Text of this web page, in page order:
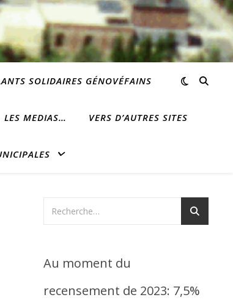
SOLIDAIRES GÉNOVÉFAINS
LES MEDIAS… VERS D’AUTRES SITES
Au moment du
recensement de 2023: 7,5%